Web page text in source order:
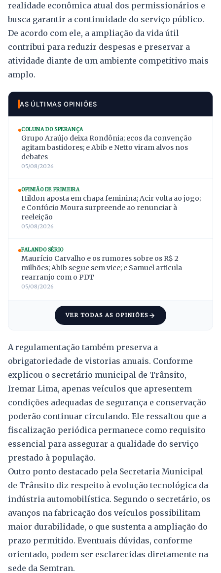
realidade econômica atual dos permissionários e
busca garantir a continuidade do serviço público.
De acordo com ele, a ampliação da vida útil
contribui para reduzir despesas e preservar a
atividade diante de um ambiente competitivo mais
amplo.
AS ÚLTIMAS OPINIÕES
COLUNA DO SPERANÇA
Grupo Araújo deixa Rondônia; ecos da convenção
agitam bastidores; e Abib e Netto viram alvos nos
debates
05/08/2026
OPINIÃO DE PRIMEIRA
Hildon aposta em chapa feminina; Acir volta ao jogo;
e Confúcio Moura surpreende ao renunciar à
reeleição
05/08/2026
FALANDO SÉRIO
Maurício Carvalho e os rumores sobre os R$ 2
milhões; Abib segue sem vice; e Samuel articula
rearranjo com o PDT
05/08/2026
VER TODAS AS OPINIÕES
A regulamentação também preserva a
obrigatoriedade de vistorias anuais. Conforme
explicou o secretário municipal de Trânsito,
Iremar Lima, apenas veículos que apresentem
condições adequadas de segurança e conservação
poderão continuar circulando. Ele ressaltou que a
fiscalização periódica permanece como requisito
essencial para assegurar a qualidade do serviço
prestado à população.
Outro ponto destacado pela Secretaria Municipal
de Trânsito diz respeito à evolução tecnológica da
indústria automobilística. Segundo o secretário, os
avanços na fabricação dos veículos possibilitam
maior durabilidade, o que sustenta a ampliação do
prazo permitido. Eventuais dúvidas, conforme
orientado, podem ser esclarecidas diretamente na
sede da Semtran.